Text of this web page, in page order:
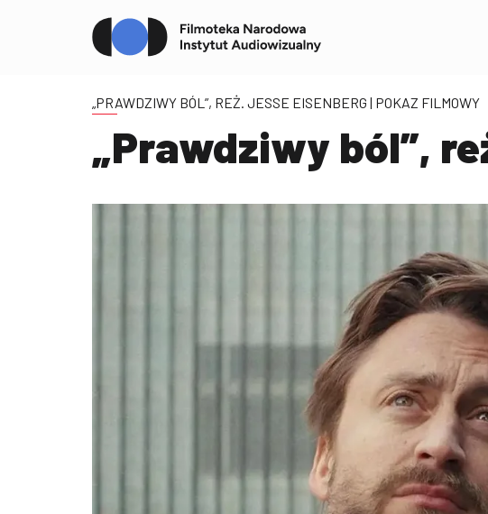
„PRAWDZIWY BÓL”, REŻ. JESSE EISENBERG | POKAZ FILMOWY
„Prawdziwy ból”,